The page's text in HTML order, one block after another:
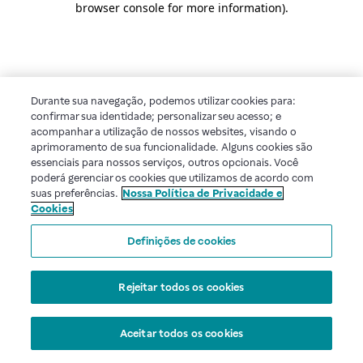
browser console for more information).
Durante sua navegação, podemos utilizar cookies para:
confirmar sua identidade; personalizar seu acesso; e
acompanhar a utilização de nossos websites, visando o
aprimoramento de sua funcionalidade. Alguns cookies são
essenciais para nossos serviços, outros opcionais. Você
poderá gerenciar os cookies que utilizamos de acordo com
suas preferências. Nossa Política de Privacidade e
Cookies
Definições de cookies
Rejeitar todos os cookies
Aceitar todos os cookies